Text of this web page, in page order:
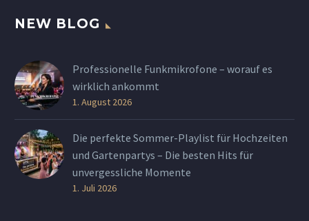
NEW BLOG
Professionelle Funkmikrofone – worauf es
wirklich ankommt
1. August 2026
Die perfekte Sommer-Playlist für Hochzeiten
und Gartenpartys – Die besten Hits für
unvergessliche Momente
1. Juli 2026